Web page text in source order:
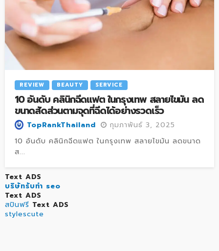
REVIEW BEAUTY SERVICE
10 อันดับ คลินิกฉีดแฟต ในกรุงเทพ สลายไขมัน ลด
ขนาดสัดส่วนตามจุดที่ฉีดได้อย่างรวดเร็ว
TopRankThailand
กุมภาพันธ์ 3, 2025
10 อันดับ คลินิกฉีดแฟต ในกรุงเทพ สลายไขมัน ลดขนาด
ส...
Text ADS
บริษัทรับทำ seo
Text ADS
สปินฟรี Text ADS
stylescute